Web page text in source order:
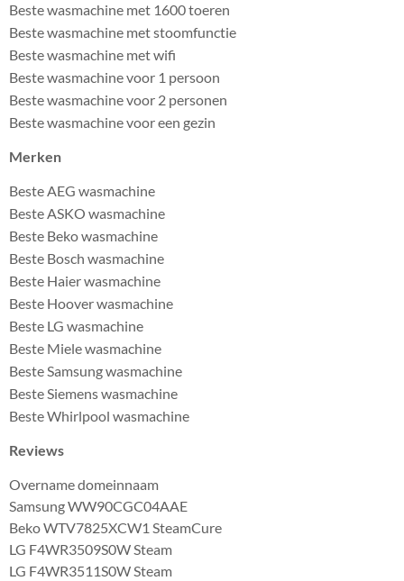
Beste wasmachine met 1600 toeren
Beste wasmachine met stoomfunctie
Beste wasmachine met wifi
Beste wasmachine voor 1 persoon
Beste wasmachine voor 2 personen
Beste wasmachine voor een gezin
Merken
Beste AEG wasmachine
Beste ASKO wasmachine
Beste Beko wasmachine
Beste Bosch wasmachine
Beste Haier wasmachine
Beste Hoover wasmachine
Beste LG wasmachine
Beste Miele wasmachine
Beste Samsung wasmachine
Beste Siemens wasmachine
Beste Whirlpool wasmachine
Reviews
Overname domeinnaam
Samsung WW90CGC04AAE
Beko WTV7825XCW1 SteamCure
LG F4WR3509S0W Steam
LG F4WR3511S0W Steam